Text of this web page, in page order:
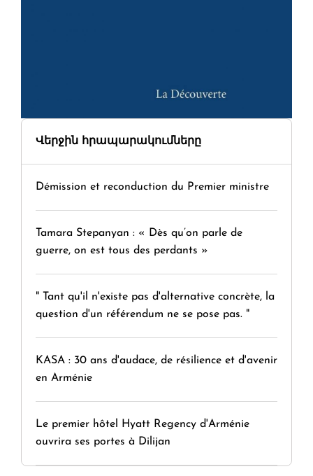
Վերջին հրապարակումները
Démission et reconduction du Premier ministre
Tamara Stepanyan : « Dès qu’on parle de
guerre, on est tous des perdants »
" Tant qu'il n'existe pas d'alternative concrète, la
question d'un référendum ne se pose pas. "
KASA : 30 ans d'audace, de résilience et d'avenir
en Arménie
Le premier hôtel Hyatt Regency d'Arménie
ouvrira ses portes à Dilijan